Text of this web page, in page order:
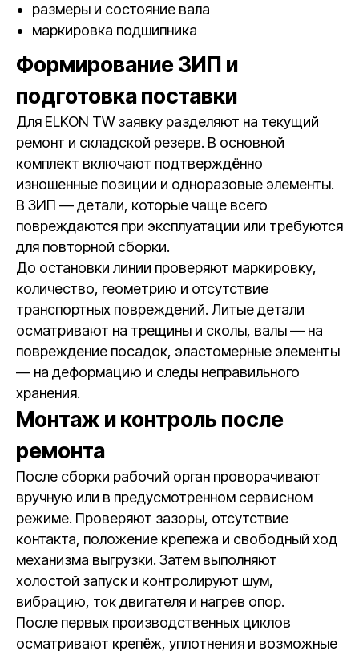
размеры и состояние вала
маркировка подшипника
Формирование ЗИП и
подготовка поставки
Для ELKON TW заявку разделяют на текущий
ремонт и складской резерв. В основной
комплект включают подтверждённо
изношенные позиции и одноразовые элементы.
В ЗИП — детали, которые чаще всего
повреждаются при эксплуатации или требуются
для повторной сборки.
До остановки линии проверяют маркировку,
количество, геометрию и отсутствие
транспортных повреждений. Литые детали
осматривают на трещины и сколы, валы — на
повреждение посадок, эластомерные элементы
— на деформацию и следы неправильного
хранения.
Монтаж и контроль после
ремонта
После сборки рабочий орган проворачивают
вручную или в предусмотренном сервисном
режиме. Проверяют зазоры, отсутствие
контакта, положение крепежа и свободный ход
механизма выгрузки. Затем выполняют
холостой запуск и контролируют шум,
вибрацию, ток двигателя и нагрев опор.
После первых производственных циклов
осматривают крепёж, уплотнения и возможные